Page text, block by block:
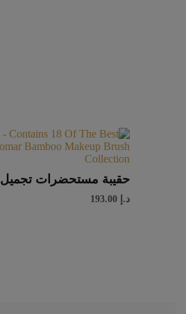
حقيبة مستحضرات تجميل
د.إ 193.00